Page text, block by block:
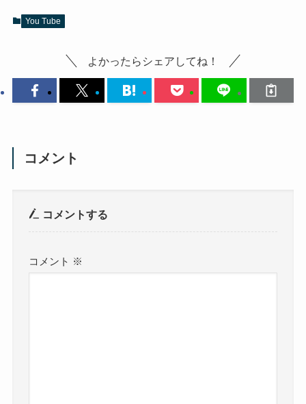
You Tube
よかったらシェアしてね！
コメント
コメントする
コメント ※